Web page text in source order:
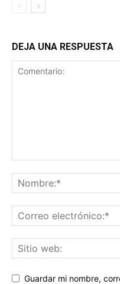
DEJA UNA RESPUESTA
Guardar mi nombre,